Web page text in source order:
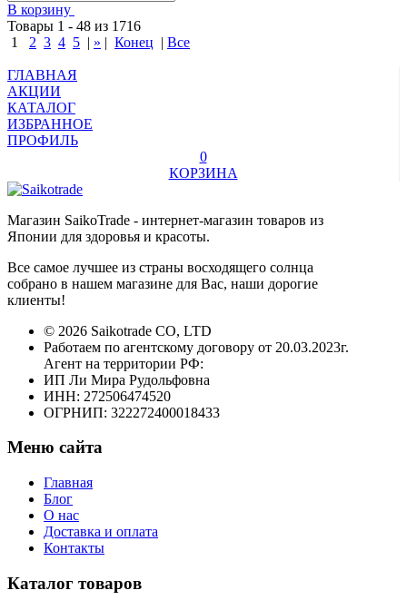
В корзину
Товары 1 - 48 из 1716
1
2 3 4 5 | » | Конец | Все
ГЛАВНАЯ
АКЦИИ
КАТАЛОГ
ИЗБРАННОЕ
ПРОФИЛЬ
0
КОРЗИНА
Магазин SaikoTrade - интернет-магазин товаров из
Японии для здоровья и красоты.
Все самое лучшее из страны восходящего солнца
собрано в нашем магазине для Вас, наши дорогие
клиенты!
© 2026 Saikotrade CO, LTD
Работаем по агентскому договору от 20.03.2023г.
Агент на территории РФ:
ИП Ли Мира Рудольфовна
ИНН: 272506474520
ОГРНИП: 322272400018433
Меню сайта
Главная
Блог
О нас
Доставка и оплата
Контакты
Каталог товаров